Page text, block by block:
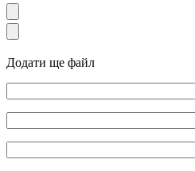
Додати ще файл